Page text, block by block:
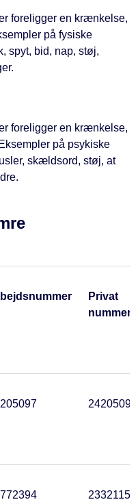
foreligger en krænkelse,
på fysiske
spyt, bid, nap, støj,
foreligger en krænkelse,
på psykiske
skældsord, støj, at
Privat
nummer
24205097
23321150